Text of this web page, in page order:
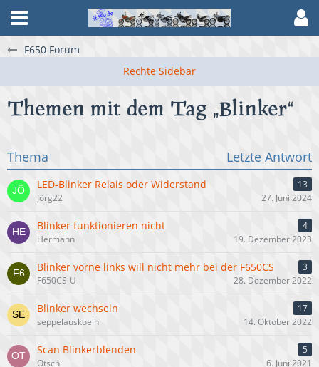
F650 Forum
Themen mit dem Tag „Blinker“
Thema Letzte Antwort
LED-Blinker Relais oder Widerstand
13
Jörg22
27. Juni 2024
Blinker funktionieren nicht
4
Hermann
19. Dezember 2023
Blinker vorne links will nicht mehr bei der F650CS
3
F650CS-U
28. Dezember 2022
Blinker wechseln
17
seppelauskoeln
14. Oktober 2022
Scan Blinkerblenden
5
Otschi
6. Juni 2021